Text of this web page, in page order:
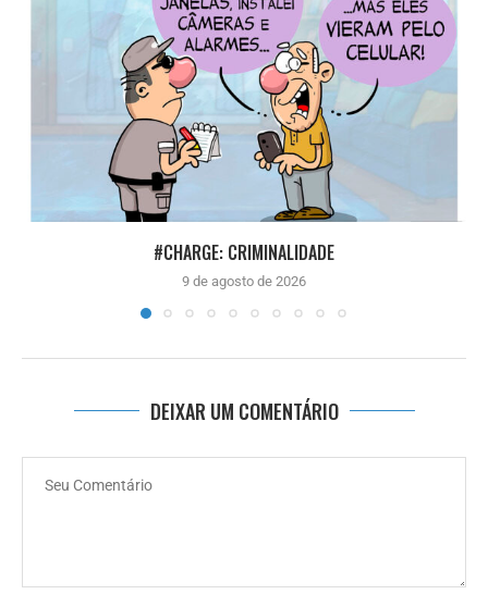
#CHARGE: CRIMINALIDADE
9 de agosto de 2026
DEIXAR UM COMENTÁRIO